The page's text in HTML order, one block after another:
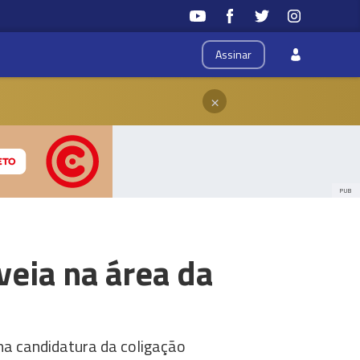
Assinar
×
PUB
na área da
candidatura da coligação